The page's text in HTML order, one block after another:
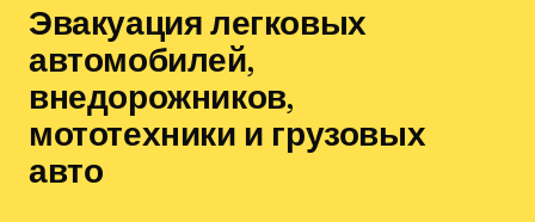
Эвакуация легковых
автомобилей‚
внедорожников‚
мототехники и грузовых
авто